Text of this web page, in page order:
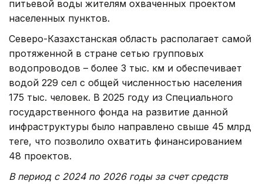
питьевой воды жителям охваченных проектом
населенных пунктов.
Северо-Казахстанская область располагает самой
протяженной в стране сетью групповых
водопроводов – более 3 тыс. км и обеспечивает
водой 229 сел с общей численностью населения
175 тыс. человек. В 2025 году из Специального
государственного фонда на развитие данной
инфраструктуры было направлено свыше 45 млрд
теңге, что позволило охватить финансированием
48 проектов.
В период с 2024 по 2026 годы за счет средств